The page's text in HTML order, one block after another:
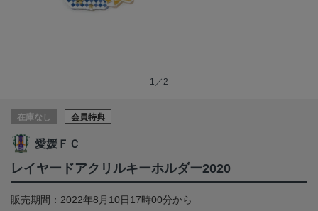
1／2
在庫なし 会員特典
愛媛ＦＣ
レイヤードアクリルキーホルダー2020
販売期間：2022年8月10日17時00分から